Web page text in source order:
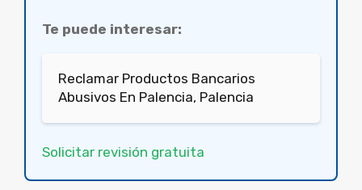
Te puede interesar:
Reclamar Productos Bancarios
Abusivos En Palencia, Palencia
Solicitar revisión gratuita